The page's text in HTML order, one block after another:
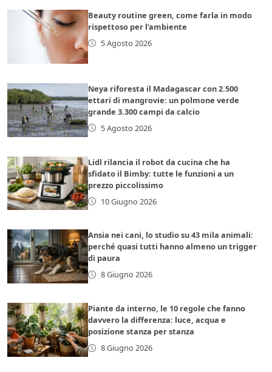
Beauty routine green, come farla in modo
rispettoso per l’ambiente
5 Agosto 2026
Neya riforesta il Madagascar con 2.500
ettari di mangrovie: un polmone verde
grande 3.300 campi da calcio
5 Agosto 2026
Lidl rilancia il robot da cucina che ha
sfidato il Bimby: tutte le funzioni a un
prezzo piccolissimo
10 Giugno 2026
Ansia nei cani, lo studio su 43 mila animali:
perché quasi tutti hanno almeno un trigger
di paura
8 Giugno 2026
Piante da interno, le 10 regole che fanno
davvero la differenza: luce, acqua e
posizione stanza per stanza
8 Giugno 2026